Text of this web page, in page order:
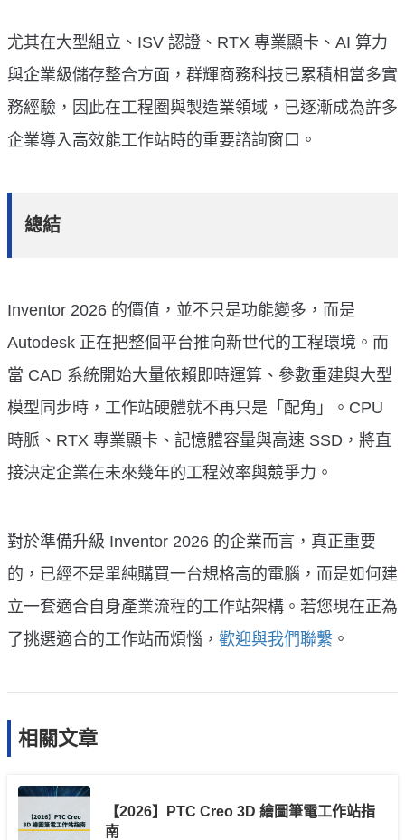
尤其在大型組立、ISV 認證、RTX 專業顯卡、AI 算力
與企業級儲存整合方面，群輝商務科技已累積相當多實
務經驗，因此在工程圈與製造業領域，已逐漸成為許多
企業導入高效能工作站時的重要諮詢窗口。
總結
Inventor 2026 的價值，並不只是功能變多，而是
Autodesk 正在把整個平台推向新世代的工程環境。而
當 CAD 系統開始大量依賴即時運算、參數重建與大型
模型同步時，工作站硬體就不再只是「配角」。CPU
時脈、RTX 專業顯卡、記憶體容量與高速 SSD，將直
接決定企業在未來幾年的工程效率與競爭力。
對於準備升級 Inventor 2026 的企業而言，真正重要
的，已經不是單純購買一台規格高的電腦，而是如何建
立一套適合自身產業流程的工作站架構。若您現在正為
了挑選適合的工作站而煩惱， 歡迎與我們聯繫 。
相關文章
【2026】PTC Creo 3D 繪圖筆電工作站指
南